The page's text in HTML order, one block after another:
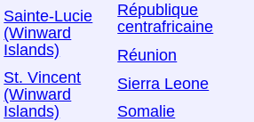
Sainte-Lucie
(Winward
Islands)
St. Vincent
(Winward
Islands)
République
centrafricaine
Réunion
Sierra Leone
Somalie